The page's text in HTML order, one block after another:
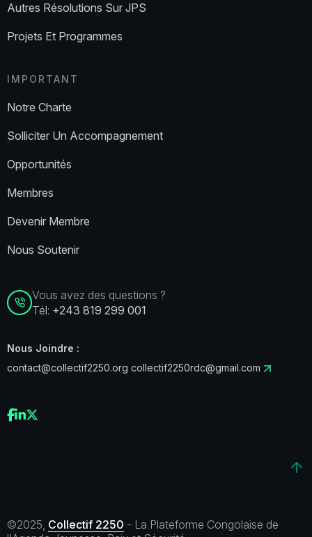
Autres Résolutions Sur JPS
Projets Et Programmes
IMPORTANT
Notre Charte
Solliciter Un Accompagnement
Opportunités
Membres
Devenir Membre
Nous Soutenir
Vous avez des questions ?
Tél: +243 819 299 001
Nous Joindre :
contact@collectif2250.org collectif2250rdc@gmail.com
©2025, Collectif 2250 - La Plateforme Congolaise de